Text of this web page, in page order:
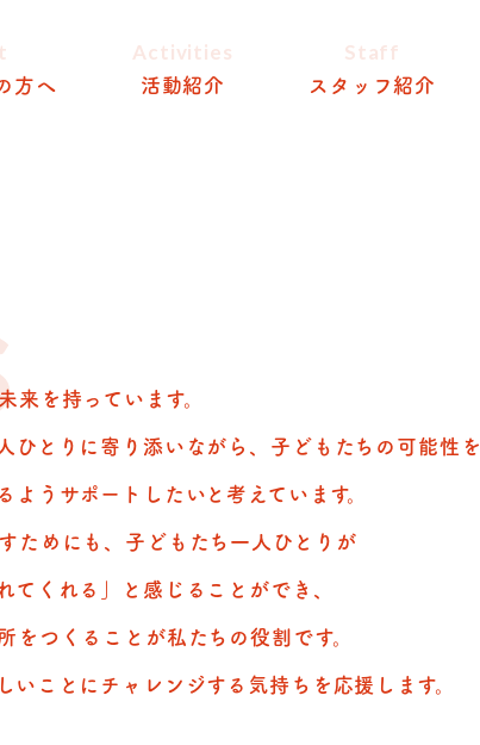
方へ
Activities
活動紹介
Staff
スタッフ紹介
を持っています。
ひとりに寄り添いながら、子どもたちの可能性を
うサポートしたいと考えています。
ためにも、子どもたち一人ひとりが
てくれる」と感じることができ、
をつくることが私たちの役割です。
いことにチャレンジする気持ちを応援します。